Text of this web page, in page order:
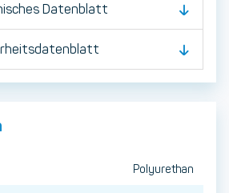
Datenblatt
Polyurethan